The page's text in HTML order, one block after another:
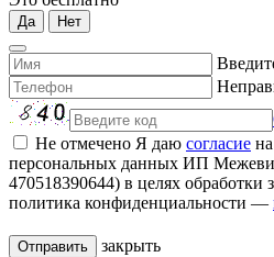
Да Нет
Не отмечено Я даю согласие
персональных данных ИП
470518390644) в целях обработки
политика конфиденциальности —
закрыть